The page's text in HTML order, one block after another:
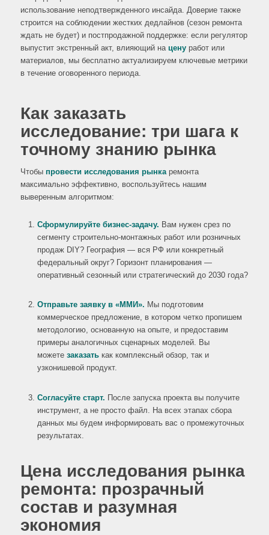
использование неподтвержденного инсайда. Доверие также
строится на соблюдении жестких дедлайнов (сезон ремонта
ждать не будет) и постпродажной поддержке: если регулятор
выпустит экстренный акт, влияющий на ценуработ или
материалов, мы бесплатно актуализируем ключевые метрики
в течение оговоренного периода.
Как заказать
исследование: три шага к
точному знанию рынка
Чтобы провести исследования рынкаремонта
максимально эффективно, воспользуйтесь нашим
выверенным алгоритмом:
Сформулируйте бизнес-задачу. Вам нужен срез по
сегменту строительно-монтажных работ или розничных
продаж DIY? География — вся РФ или конкретный
федеральный округ? Горизонт планирования —
оперативный сезонный или стратегический до 2030 года?
Отправьте заявку в «ММИ». Мы подготовим
коммерческое предложение, в котором четко пропишем
методологию, основанную на опыте, и предоставим
примеры аналогичных сценарных моделей. Вы
можете заказатькак комплексный обзор, так и
узконишевой продукт.
Согласуйте старт. После запуска проекта вы получите
инструмент, а не просто файл. На всех этапах сбора
данных мы будем информировать вас о промежуточных
результатах.
Цена исследования рынка
ремонта: прозрачный
состав и разумная
экономия